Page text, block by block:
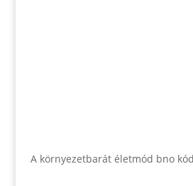
A környezetbarát életmód bno